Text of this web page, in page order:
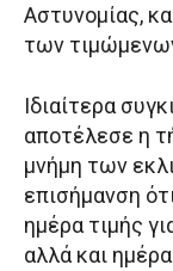
Αστυνομίας,
των
Ιδιαίτερα
αποτέλεσε η
μνήμη των
επισήμανση
ημέρα τιμής
αλλά και